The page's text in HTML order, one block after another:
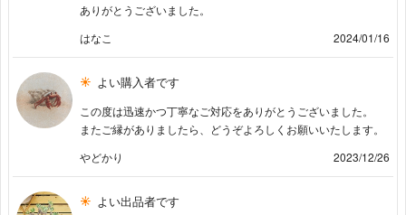
ありがとうございました。
はなこ
2024/01/16
よい購入者です
この度は迅速かつ丁寧なご対応をありがとうございました。
またご縁がありましたら、どうぞよろしくお願いいたします。
やどかり
2023/12/26
よい出品者です